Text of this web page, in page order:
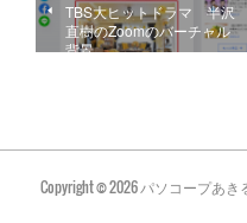
TBS大ヒットドラマ 半沢
直樹のZoomのバーチャル
背景
Copyright ©2026パソコープあき